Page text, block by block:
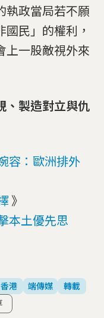
執政當局若不願
民」的權利，
上一股敵視外來
、製造對立與仇
容：歐洲排外
》
本土優先思
香港 端傳媒
轉載